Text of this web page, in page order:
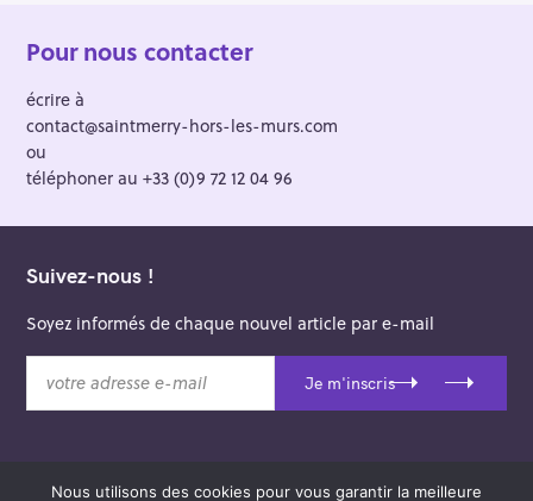
Pour nous contacter
écrire à
contact@saintmerry-hors-les-murs.com
ou
téléphoner au +33 (0)9 72 12 04 96
Suivez-nous !
Soyez informés de chaque nouvel article par e-mail
t
Je m'inscris
Nous utilisons des cookies pour vous garantir la meilleure